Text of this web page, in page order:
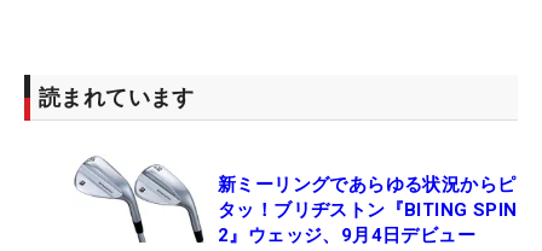
読まれています
新ミーリングであらゆる状況からピ
タッ！ブリヂストン『BITING SPIN
2』ウェッジ、9月4日デビュー